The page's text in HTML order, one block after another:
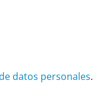
datos personales.